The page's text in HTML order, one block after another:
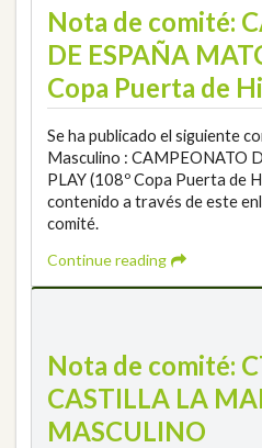
Nota de comité:
DE ESPAÑA
Copa Puerta de
Se ha publicado el siguiente
Masculino : CAMPEONATO
PLAY (108º Copa Puerta de
contenido a través de este
comité.
Continue reading
Nota de comité:
CASTILLA LA
MASCULINO